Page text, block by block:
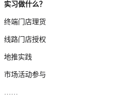
实习做什么？
终端门店理货
线路门店授权
地推实践
市场活动参与
……